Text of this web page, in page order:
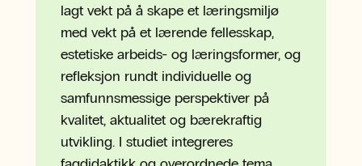
lagt vekt på å skape et læringsmiljø
med vekt på et lærende fellesskap,
estetiske arbeids- og læringsformer, og
refleksjon rundt individuelle og
samfunnsmessige perspektiver på
kvalitet, aktualitet og bærekraftig
utvikling. I studiet integreres